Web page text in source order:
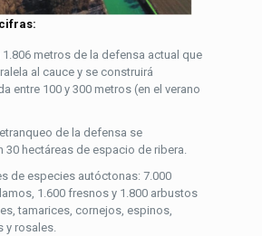
1.806 metros de la defensa actual que
al cauce y se construirá
entre 100 y 300 metros (en el verano
de la defensa se
30 hectáreas de espacio de ribera.
de especies autóctonas: 7.000
1.600 fresnos y 1.800 arbustos
tamarices, cornejos, espinos,
y rosales.